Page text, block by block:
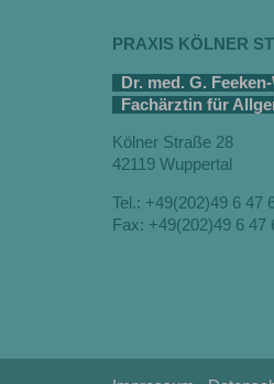
PRAXIS KÖLNER
Dr. med. G.
Fachärztin für
Kölner Straße 28
42119 Wuppertal
Tel.: +49(202)49 6 47
Fax: +49(202)49 6 47